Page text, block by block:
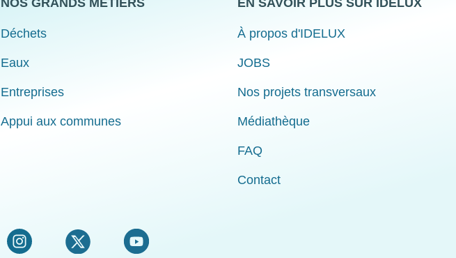
Déchets
Eaux
Entreprises
Appui aux communes
À propos d'IDELUX
JOBS
Nos projets transversaux
Médiathèque
FAQ
Contact